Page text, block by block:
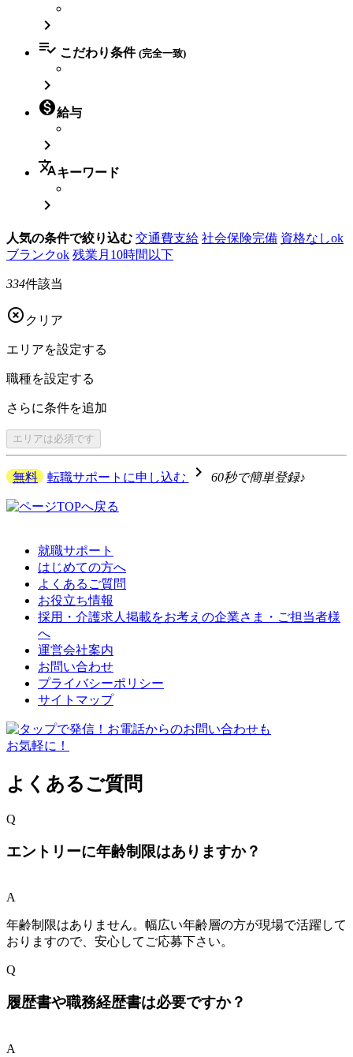

 こだわり条件 (完全一致)

給与

translateキーワード

人気の条件で絞り込む 交通費支給 社会保険完備 資格なしok
ブランクok 残業月10時間以下
334件該当
 クリア
エリアを設定する
職種を設定する
さらに条件を追加
エリアは必須です
無料 転職サポートに申し込む navigate_next 60秒で簡単登録♪
就職サポート
はじめての方へ
よくあるご質問
お役立ち情報
採用・介護求人掲載をお考えの企業さま・ご担当者様
へ
運営会社案内
お問い合わせ
プライバシーポリシー
サイトマップ
よくあるご質問
Q
エントリーに年齢制限はありますか？
A
年齢制限はありません。幅広い年齢層の方が現場で活躍して
おりますので、安心してご応募下さい。
Q
履歴書や職務経歴書は必要ですか？
A